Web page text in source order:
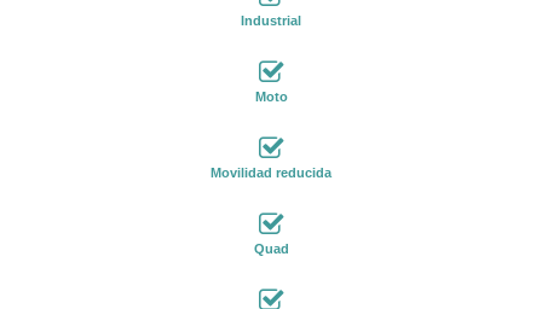
Industrial
Moto
Movilidad reducida
Quad